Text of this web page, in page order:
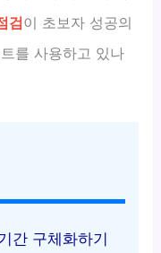
검이 초보자 성공의
를 사용하고 있나
간 구체화하기